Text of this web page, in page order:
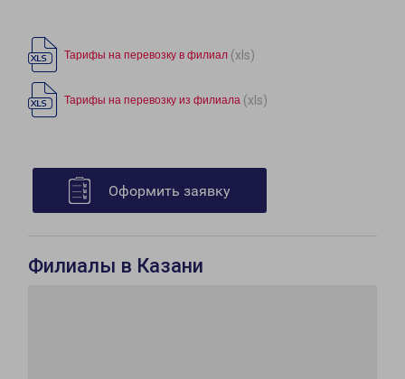
Тарифы на перевозку в филиал (xls)
Тарифы на перевозку из филиала (xls)
Оформить заявку
Филиалы в Казани